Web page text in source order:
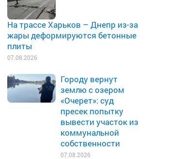
На трассе Харьков – Днепр из-за
жары деформируются бетонные
плиты
07.08.2026
Городу вернут
землю с озером
«Очерет»: суд
пресек попытку
вывести участок из
коммунальной
собственности
07.08.2026